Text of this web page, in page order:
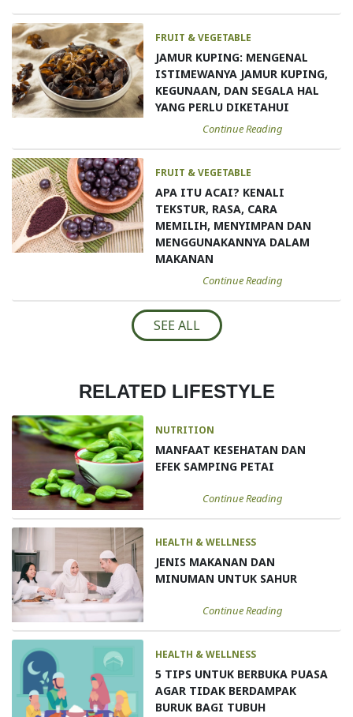
FRUIT & VEGETABLE
JAMUR KUPING: MENGENAL
ISTIMEWANYA JAMUR KUPING,
KEGUNAAN, DAN SEGALA HAL
YANG PERLU DIKETAHUI
Continue Reading
FRUIT & VEGETABLE
APA ITU ACAI? KENALI
TEKSTUR, RASA, CARA
MEMILIH, MENYIMPAN DAN
MENGGUNAKANNYA DALAM
MAKANAN
Continue Reading
SEE ALL
RELATED LIFESTYLE
NUTRITION
MANFAAT KESEHATAN DAN
EFEK SAMPING PETAI
Continue Reading
HEALTH & WELLNESS
JENIS MAKANAN DAN
MINUMAN UNTUK SAHUR
Continue Reading
HEALTH & WELLNESS
5 TIPS UNTUK BERBUKA PUASA
AGAR TIDAK BERDAMPAK
BURUK BAGI TUBUH